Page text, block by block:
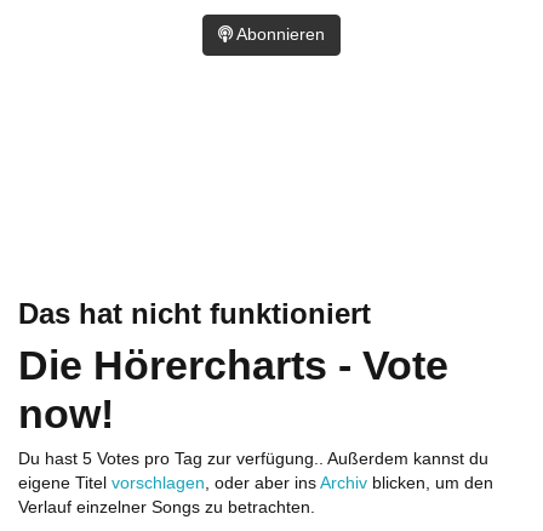
Das hat nicht funktioniert
Die Hörercharts - Vote
now!
Du hast 5 Votes pro Tag zur verfügung.. Außerdem kannst du
eigene Titel vorschlagen, oder aber ins Archiv blicken, um den
Verlauf einzelner Songs zu betrachten.
Abonnieren